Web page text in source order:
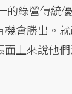
綠營傳統
會勝出。
上來說他